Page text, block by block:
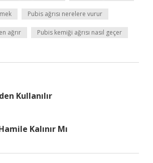
Pubis ağrısı nerelere vurur
ağrır Pubis kemiği ağrısı nasıl geçer
Kullanılır
Kalınır Mı